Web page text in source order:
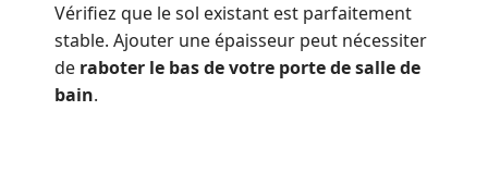
Vérifiez que le sol existant est parfaitement
stable. Ajouter une épaisseur peut nécessiter
de raboter le bas de votre porte de salle de
bain.